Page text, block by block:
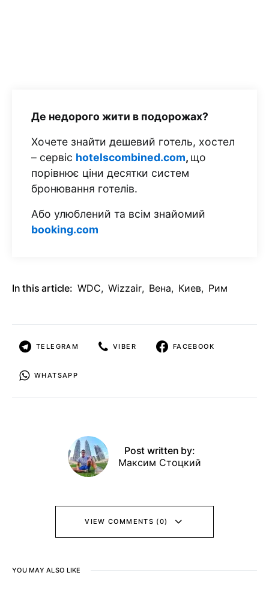
Де недорого жити в подорожах?
Хочете знайти дешевий готель, хостел
– сервіс hotelscombined.com, що
порівнює ціни десятки систем
бронювання готелів.
Або улюблений та всім знайомий
booking.com
In this article: WDC, Wizzair, Вена, Киев, Рим
TELEGRAM VIBER FACEBOOK
WHATSAPP
Post written by:
Максим Стоцкий
VIEW COMMENTS (0)
YOU MAY ALSO LIKE